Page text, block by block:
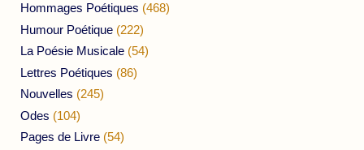
Hommages Poétiques (468)
Humour Poétique (222)
La Poésie Musicale (54)
Lettres Poétiques (86)
Nouvelles (245)
Odes (104)
Pages de Livre (54)